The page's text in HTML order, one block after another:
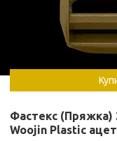
Фастекс (Пряжка)
Woojin Plastic